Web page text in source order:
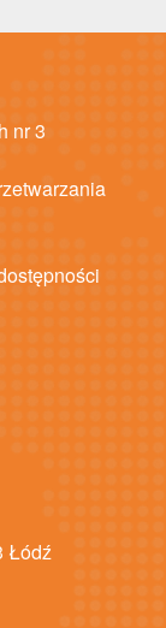
nr 3
Łódź